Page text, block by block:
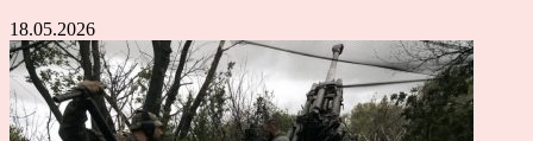
18.05.2026